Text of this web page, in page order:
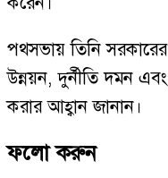
পথসভায় তিনি
উন্নয়ন, দুর্নীতি দমন এবং
করার আহ্বান জানান।
ফলো করুন